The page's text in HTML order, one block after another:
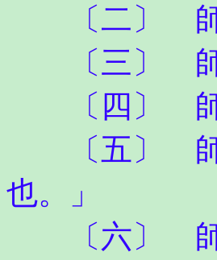
〔二〕 師
〔三〕 師
〔四〕 師
〔五〕 師
也。」
〔六〕 師